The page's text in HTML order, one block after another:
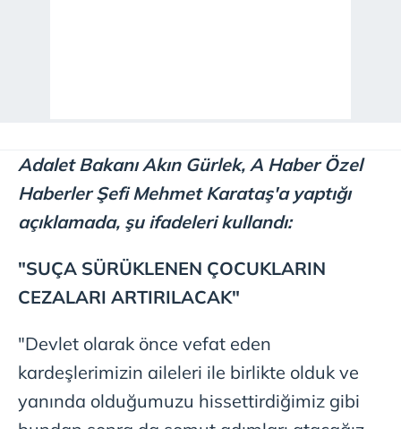
Adalet Bakanı Akın Gürlek, A Haber Özel
Haberler Şefi Mehmet Karataş'a yaptığı
açıklamada, şu ifadeleri kullandı:
"SUÇA SÜRÜKLENEN ÇOCUKLARIN
CEZALARI ARTIRILACAK"
"Devlet olarak önce vefat eden
kardeşlerimizin aileleri ile birlikte olduk ve
yanında olduğumuzu hissettirdiğimiz gibi